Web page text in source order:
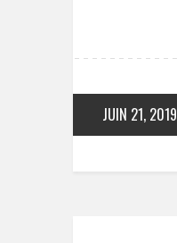
JUIN 21, 2019